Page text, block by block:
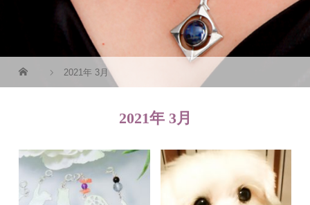
2021年 3月
2021年 3月